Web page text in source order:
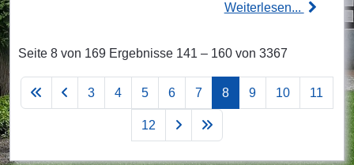
Weiterlesen...
Seite 8 von 169 Ergebnisse 141 – 160 von 3367
3 4 5 6 7 8 9 10 11
12